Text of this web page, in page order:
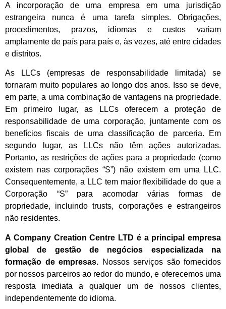
A incorporação de uma empresa em uma jurisdição
estrangeira nunca é uma tarefa simples. Obrigações,
procedimentos, prazos, idiomas e custos variam
amplamente de país para país e, às vezes, até entre cidades
e distritos.
As LLCs (empresas de responsabilidade limitada) se
tornaram muito populares ao longo dos anos. Isso se deve,
em parte, a uma combinação de vantagens na propriedade.
Em primeiro lugar, as LLCs oferecem a proteção de
responsabilidade de uma corporação, juntamente com os
benefícios fiscais de uma classificação de parceria. Em
segundo lugar, as LLCs não têm ações autorizadas.
Portanto, as restrições de ações para a propriedade (como
existem nas corporações “S”) não existem em uma LLC.
Consequentemente, a LLC tem maior flexibilidade do que a
Corporação “S” para acomodar várias formas de
propriedade, incluindo trusts, corporações e estrangeiros
não residentes.
A Company Creation Centre LTD é a principal empresa
global de gestão de negócios especializada na
formação de empresas. Nossos serviços são fornecidos
por nossos parceiros ao redor do mundo, e oferecemos uma
resposta imediata a qualquer um de nossos clientes,
independentemente do idioma.